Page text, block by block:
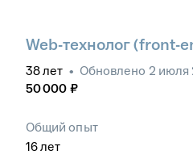
Web-технолог (front-
38лет • Обновлено 2 июля
50 000 ₽
Общий опыт
16лет